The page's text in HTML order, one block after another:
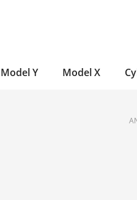
Model Y Model X